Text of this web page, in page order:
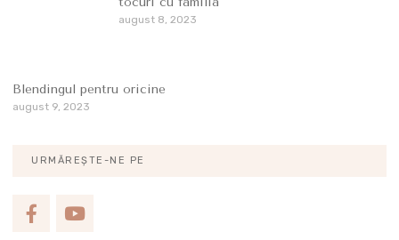
august 8, 2023
Blendingul pentru oricine
august 9, 2023
URMĂREȘTE-NE PE